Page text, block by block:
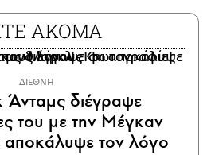
ΑΚΟΜΑ
ΔΙΕΘΝΗ
Άνταμς διέγραψε
του με την Μέγκαν
τον λόγο